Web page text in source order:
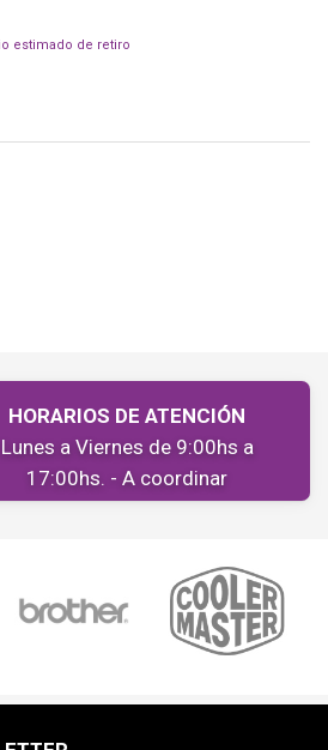
estimado de retiro
HORARIOS DE ATENCIÓN
Lunes a Viernes de 9:00hs a
17:00hs. - A coordinar